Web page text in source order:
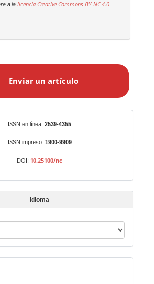
a lalicencia Creative CommonsBY NC 4.0.
Enviar un artículo
ISSN en línea: 2539-4355
ISSN impreso: 1900-9909
DOI: 10.25100/nc
Idioma
d